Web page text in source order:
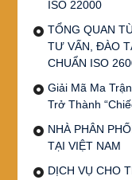
ISO 22000
TỔNG QUAN
TƯ VẤN, ĐÀO
CHUẨN ISO
Giải Mã Ma
Trở Thành
NHÀ PHÂN
TẠI VIỆT NAM
DỊCH VỤ CHO